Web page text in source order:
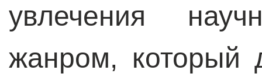
увлечения
жанром, который